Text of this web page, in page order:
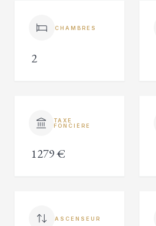
CHAMBRES
2
TAXE
FONCIÈRE
1279 €
ASCENSEUR